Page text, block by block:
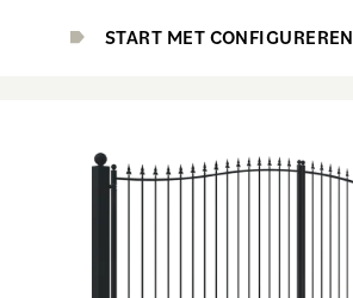
START MET CONFIGUREREN